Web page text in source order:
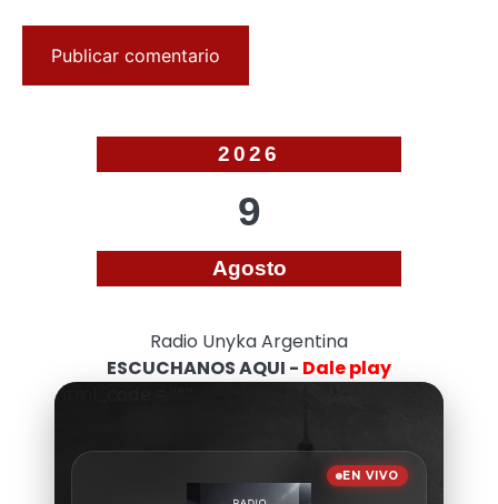
2026
9
Agosto
Radio Unyka Argentina
ESCUCHANOS AQUI - Dale play